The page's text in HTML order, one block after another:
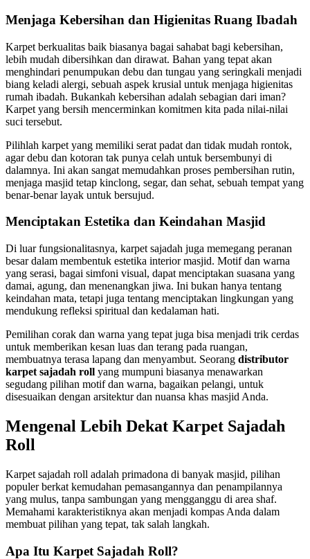
Menjaga Kebersihan dan Higienitas Ruang Ibadah
Karpet berkualitas baik biasanya bagai sahabat bagi kebersihan,
lebih mudah dibersihkan dan dirawat. Bahan yang tepat akan
menghindari penumpukan debu dan tungau yang seringkali menjadi
biang keladi alergi, sebuah aspek krusial untuk menjaga higienitas
rumah ibadah. Bukankah kebersihan adalah sebagian dari iman?
Karpet yang bersih mencerminkan komitmen kita pada nilai-nilai
suci tersebut.
Pilihlah karpet yang memiliki serat padat dan tidak mudah rontok,
agar debu dan kotoran tak punya celah untuk bersembunyi di
dalamnya. Ini akan sangat memudahkan proses pembersihan rutin,
menjaga masjid tetap kinclong, segar, dan sehat, sebuah tempat yang
benar-benar layak untuk bersujud.
Menciptakan Estetika dan Keindahan Masjid
Di luar fungsionalitasnya, karpet sajadah juga memegang peranan
besar dalam membentuk estetika interior masjid. Motif dan warna
yang serasi, bagai simfoni visual, dapat menciptakan suasana yang
damai, agung, dan menenangkan jiwa. Ini bukan hanya tentang
keindahan mata, tetapi juga tentang menciptakan lingkungan yang
mendukung refleksi spiritual dan kedalaman hati.
Pemilihan corak dan warna yang tepat juga bisa menjadi trik cerdas
untuk memberikan kesan luas dan terang pada ruangan,
membuatnya terasa lapang dan menyambut. Seorang distributor
karpet sajadah roll yang mumpuni biasanya menawarkan
segudang pilihan motif dan warna, bagaikan pelangi, untuk
disesuaikan dengan arsitektur dan nuansa khas masjid Anda.
Mengenal Lebih Dekat Karpet Sajadah
Roll
Karpet sajadah roll adalah primadona di banyak masjid, pilihan
populer berkat kemudahan pemasangannya dan penampilannya
yang mulus, tanpa sambungan yang mengganggu di area shaf.
Memahami karakteristiknya akan menjadi kompas Anda dalam
membuat pilihan yang tepat, tak salah langkah.
Apa Itu Karpet Sajadah Roll?